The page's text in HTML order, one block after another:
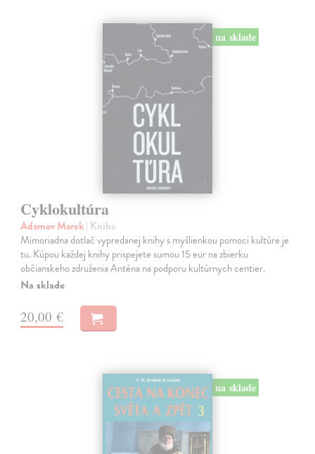
na sklade
Cyklokultúra
Adamov Marek| Kniha
Mimoriadna dotlač vypredanej knihy s myšlienkou pomoci kultúre je
tu. Kúpou každej knihy prispejete sumou 15 eur na zbierku
občianskeho združenia Anténa na podporu kultúrnych centier.
Na sklade
20,00 €
na sklade